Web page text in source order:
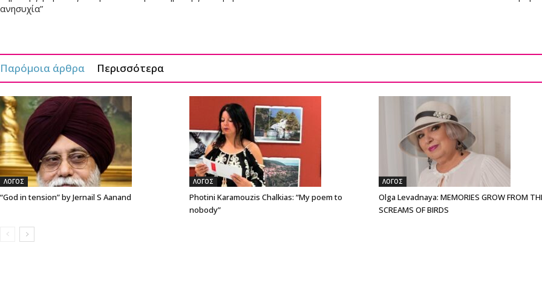
ανησυχία”
Παρόμοια άρθρα Περισσότερα
ΛΟΓΟΣ
“God in tension” by Jernail S Aanand
ΛΟΓΟΣ
Photini Karamouzis Chalkias: “My poem to
nobody”
ΛΟΓΟΣ
Olga Levadnaya: MEMORIES GROW FROM
SCREAMS OF BIRDS